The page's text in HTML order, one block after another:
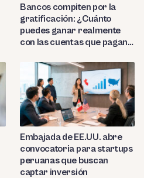
Bancos compiten por la
gratificación: ¿Cuánto
puedes ganar realmente
con las cuentas que pagan
Embajada de EE.UU. abre
convocatoria para startups
peruanas que buscan
captar inversión